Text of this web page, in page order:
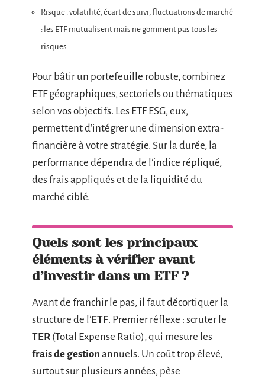
Risque : volatilité, écart de suivi, fluctuations de marché
: les ETF mutualisent mais ne gomment pas tous les
risques
Pour bâtir un portefeuille robuste, combinez
ETF géographiques, sectoriels ou thématiques
selon vos objectifs. Les ETF ESG, eux,
permettent d’intégrer une dimension extra-
financière à votre stratégie. Sur la durée, la
performance dépendra de l’indice répliqué,
des frais appliqués et de la liquidité du
marché ciblé.
Quels sont les principaux
éléments à vérifier avant
d’investir dans un ETF ?
Avant de franchir le pas, il faut décortiquer la
structure de l’ETF. Premier réflexe : scruter le
TER (Total Expense Ratio), qui mesure les
frais de gestion annuels. Un coût trop élevé,
surtout sur plusieurs années, pèse